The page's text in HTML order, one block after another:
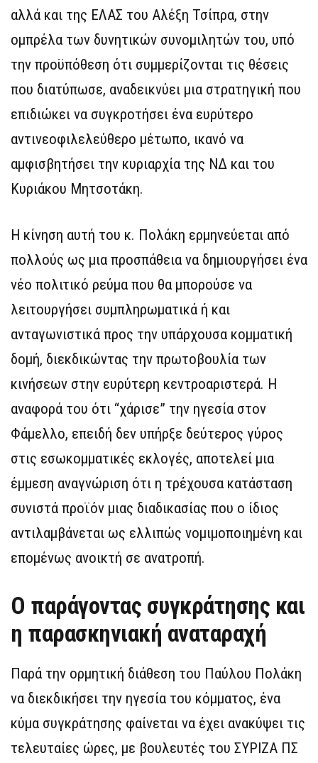
αλλά και της ΕΛΑΣ του Αλέξη Τσίπρα, στην
ομπρέλα των δυνητικών συνομιλητών του, υπό
την προϋπόθεση ότι συμμερίζονται τις θέσεις
που διατύπωσε, αναδεικνύει μια στρατηγική που
επιδιώκει να συγκροτήσει ένα ευρύτερο
αντινεοφιλελεύθερο μέτωπο, ικανό να
αμφισβητήσει την κυριαρχία της ΝΔ και του
Κυριάκου Μητσοτάκη.
Η κίνηση αυτή του κ. Πολάκη ερμηνεύεται από
πολλούς ως μια προσπάθεια να δημιουργήσει ένα
νέο πολιτικό ρεύμα που θα μπορούσε να
λειτουργήσει συμπληρωματικά ή και
ανταγωνιστικά προς την υπάρχουσα κομματική
δομή, διεκδικώντας την πρωτοβουλία των
κινήσεων στην ευρύτερη κεντροαριστερά. Η
αναφορά του ότι “χάρισε” την ηγεσία στον
Φάμελλο, επειδή δεν υπήρξε δεύτερος γύρος
στις εσωκομματικές εκλογές, αποτελεί μια
έμμεση αναγνώριση ότι η τρέχουσα κατάσταση
συνιστά προϊόν μιας διαδικασίας που ο ίδιος
αντιλαμβάνεται ως ελλιπώς νομιμοποιημένη και
επομένως ανοικτή σε ανατροπή.
Ο παράγοντας συγκράτησης και
η παρασκηνιακή αναταραχή
Παρά την ορμητική διάθεση του Παύλου Πολάκη
να διεκδικήσει την ηγεσία του κόμματος, ένα
κύμα συγκράτησης φαίνεται να έχει ανακύψει τις
τελευταίες ώρες, με βουλευτές του ΣΥΡΙΖΑ ΠΣ